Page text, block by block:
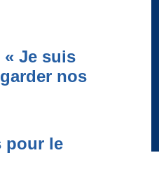
« Je suis
nos
pour le